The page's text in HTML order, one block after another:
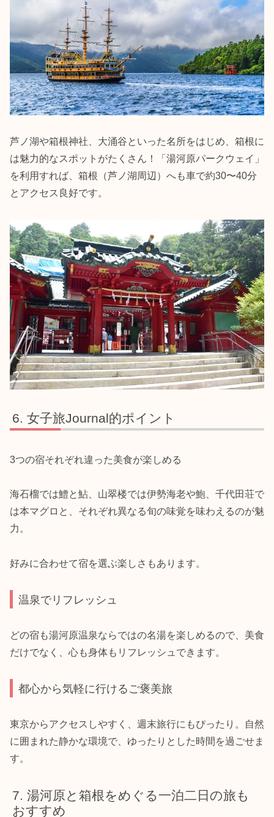
芦ノ湖や箱根神社、大涌谷といった名所をはじめ、箱根に
は魅力的なスポットがたくさん！「湯河原パークウェイ」
を利用すれば、箱根（芦ノ湖周辺）へも車で約30〜40分
とアクセス良好です。
女子旅Journal的ポイント
3つの宿それぞれ違った美食が楽しめる
海石榴では鱧と鮎、山翠楼では伊勢海老や鮑、千代田荘で
は本マグロと、それぞれ異なる旬の味覚を味わえるのが魅
力。
好みに合わせて宿を選ぶ楽しさもあります。
温泉でリフレッシュ
どの宿も湯河原温泉ならではの名湯を楽しめるので、美食
だけでなく、心も身体もリフレッシュできます。
都心から気軽に行けるご褒美旅
東京からアクセスしやすく、週末旅行にもぴったり。自然
に囲まれた静かな環境で、ゆったりとした時間を過ごせま
す。
湯河原と箱根をめぐる一泊二日の旅も
おすすめ